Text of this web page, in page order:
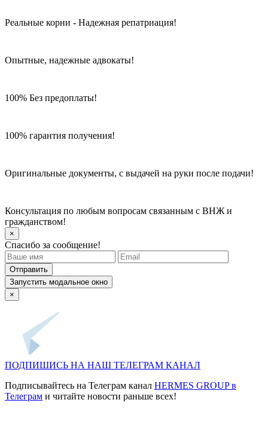
Реальные корни - Надежная репатриация!
Опытные, надежные адвокаты!
100% Без предоплаты!
100% гарантия получения!
Оригинальные документы, с выдачей на руки после подачи!
Консультация по любым вопросам связанным с ВНЖ и
гражданством!
×
Спасибо за сообщение!
Отправить
Запустить модальное окно
×
ПОДПИШИСЬ НА НАШ ТЕЛЕГРАМ КАНАЛ
Подписывайтесь на Телеграм канал HERMES GROUP в
Телеграм и читайте новости раньше всех!